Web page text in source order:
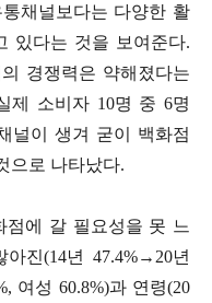
채널보다는 다양한 활
있다는 것을 보여준다.
경쟁력은 약해졌다는
제 소비자 10명 중 6명
널이 생겨 굳이 백화점
으로 나타났다.
점에 갈 필요성을 못 느
진(14년 47.4%→20년
여성 60.8%)과 연령(20